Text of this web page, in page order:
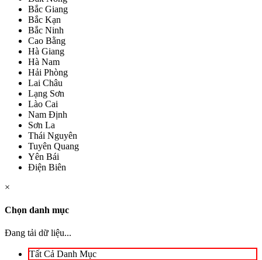
Bắc Giang
Bắc Kạn
Bắc Ninh
Cao Bằng
Hà Giang
Hà Nam
Hải Phòng
Lai Châu
Lạng Sơn
Lào Cai
Nam Định
Sơn La
Thái Nguyên
Tuyên Quang
Yên Bái
Điện Biên
×
Chọn danh mục
Đang tải dữ liệu...
Tất Cả Danh Mục